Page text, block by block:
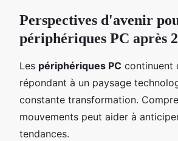
Perspectives d'avenir
périphériques PC après
Les périphériques PC continuent
répondant à un paysage
constante transformation.
mouvements peut aider à
tendances.